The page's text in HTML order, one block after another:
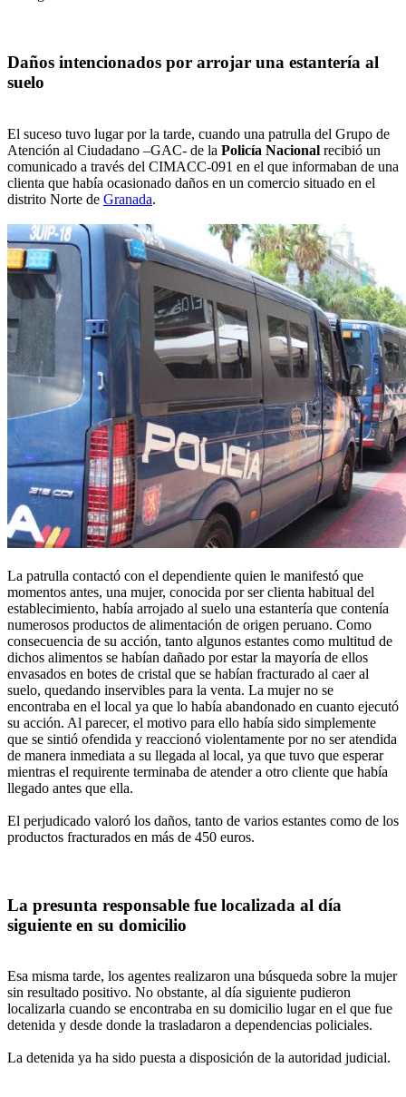
Daños intencionados por arrojar una estantería al
suelo
El suceso tuvo lugar por la tarde, cuando una patrulla del Grupo de
Atención al Ciudadano –GAC- de la Policía Nacional recibió un
comunicado a través del CIMACC-091 en el que informaban de una
clienta que había ocasionado daños en un comercio situado en el
distrito Norte de Granada.
La patrulla contactó con el dependiente quien le manifestó que
momentos antes, una mujer, conocida por ser clienta habitual del
establecimiento, había arrojado al suelo una estantería que contenía
numerosos productos de alimentación de origen peruano. Como
consecuencia de su acción, tanto algunos estantes como multitud de
dichos alimentos se habían dañado por estar la mayoría de ellos
envasados en botes de cristal que se habían fracturado al caer al
suelo, quedando inservibles para la venta. La mujer no se
encontraba en el local ya que lo había abandonado en cuanto ejecutó
su acción. Al parecer, el motivo para ello había sido simplemente
que se sintió ofendida y reaccionó violentamente por no ser atendida
de manera inmediata a su llegada al local, ya que tuvo que esperar
mientras el requirente terminaba de atender a otro cliente que había
llegado antes que ella.
El perjudicado valoró los daños, tanto de varios estantes como de los
productos fracturados en más de 450 euros.
La presunta responsable fue localizada al día
siguiente en su domicilio
Esa misma tarde, los agentes realizaron una búsqueda sobre la mujer
sin resultado positivo. No obstante, al día siguiente pudieron
localizarla cuando se encontraba en su domicilio lugar en el que fue
detenida y desde donde la trasladaron a dependencias policiales.
La detenida ya ha sido puesta a disposición de la autoridad judicial.